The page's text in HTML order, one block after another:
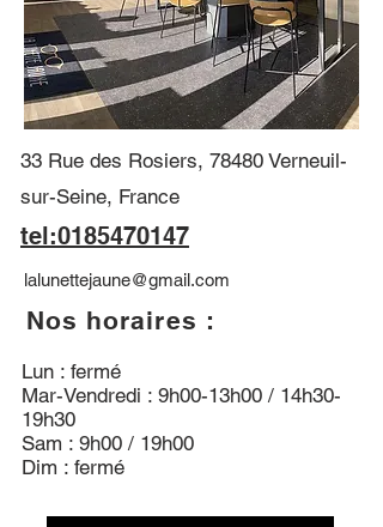
33 Rue des Rosiers, 78480 Verneuil-
sur-Seine, France
tel:0185470147
lalunettejaune@gmail.com
Nos horaires :
Lun : fermé
Mar-Vendredi : 9h00-13h00 / 14h30-
19h30
Sam : 9h00 / 19h00
Dim : fermé